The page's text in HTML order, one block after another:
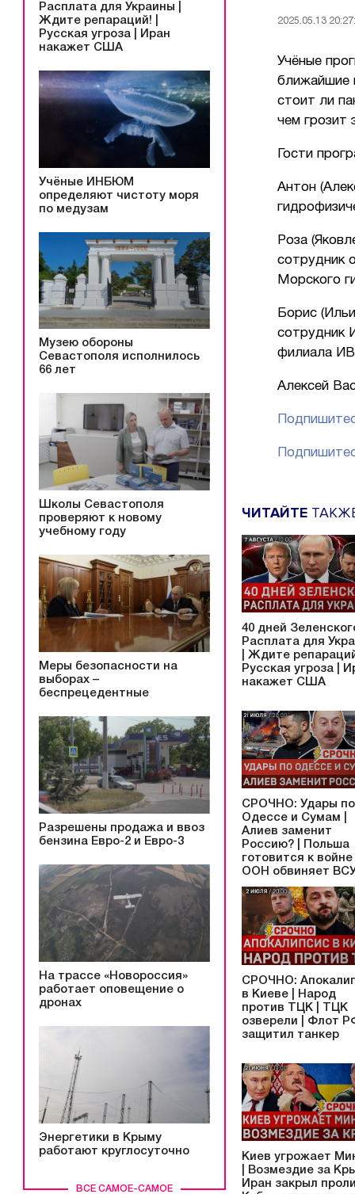
ВСЕ САМОЕ-САМОЕ
Расплата для Украины |
Ждите репараций! |
Русская угроза | Иран
накажет США
Учёные ИНБЮМ
определяют чистоту моря
по медузам
Музею обороны
Севастополя исполнилось
66 лет
Школы Севастополя
проверяют к новому
учебному году
Меры безопасности на
выборах –
беспрецедентные
Разрешены продажа и ввоз
бензина Евро-2 и Евро-3
На трассе «Новороссия»
работает оповещение о
дронах
Энергетики в Крыму
работают круглосуточно
2025.05.13
Учёные
ближайшие
стоит ли
чем грозит
Гости
Антон
Роза
сотрудник
Морского
Борис
сотрудник
филиала
Алексей
ЧИТАЙТЕ
40 дней
Расплата для
| Ждите
Русская угроза |
накажет США
СРОЧНО: Удары по
Одессе и Сумам |
Алиев заменит
Россию? | Польша
готовится к войне |
ООН обвиняет
СРОЧНО:
в Киеве | Народ
против ТЦК | ТЦК
озверели | Флот
защитил танкер
Киев угрожает
| Возмездие за
Иран закрыл